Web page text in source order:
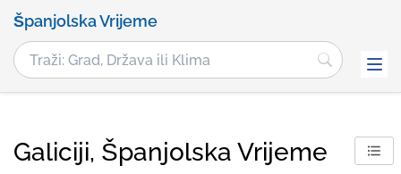
Španjolska Vrijeme
Galiciji, Španjolska Vrijeme